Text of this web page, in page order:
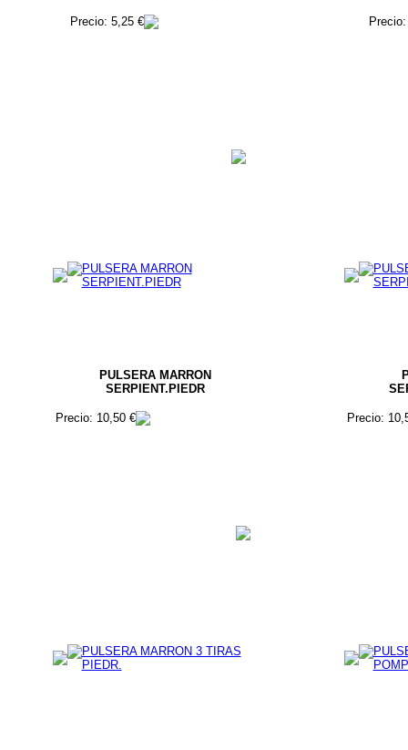
Precio: 5,25 €
PULSERA MARRON
SERPIENT.PIEDR
Precio: 10,50 € Precio: